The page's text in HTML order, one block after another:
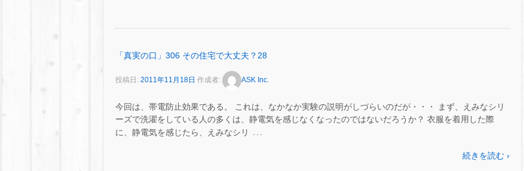
「真実の口」306 その住宅で大丈夫？28
投稿日: 2011年11月18日 作成者: ASK Inc.
今回は、帯電防止効果である。 これは、なかなか実験の説明がしづらいのだが・・・ まず、えみなシリ
ーズで洗濯をしている人の多くは、静電気を感じなくなったのではないだろうか？ 衣服を着用した際
に、静電気を感じたら、えみなシリ
…
続きを読む ›